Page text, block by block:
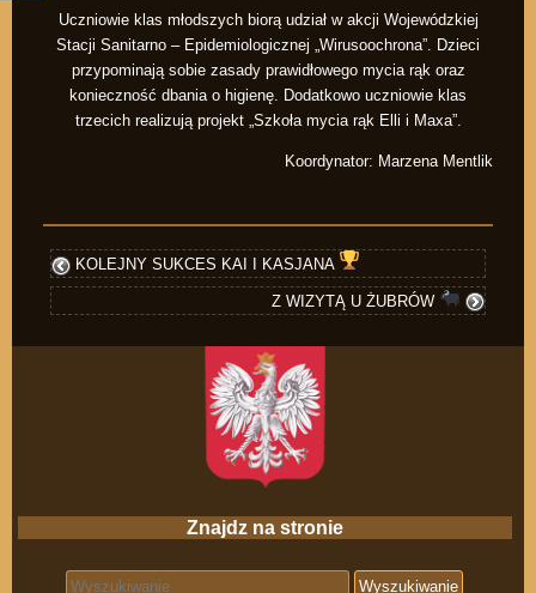
Uczniowie klas młodszych biorą udział w akcji Wojewódzkiej
Stacji Sanitarno – Epidemiologicznej „Wirusoochrona”. Dzieci
przypominają sobie zasady prawidłowego mycia rąk oraz
konieczność dbania o higienę. Dodatkowo uczniowie klas
trzecich realizują projekt „Szkoła mycia rąk Elli i Maxa”.
Koordynator: Marzena Mentlik
KOLEJNY SUKCES KAI I KASJANA
Z WIZYTĄ U ŻUBRÓW
Znajdz na stronie
Search for: